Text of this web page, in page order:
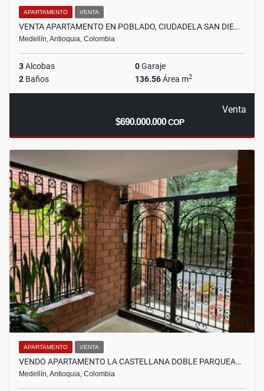
APARTAMENTO VENTA
VENTA APARTAMENTO EN POBLADO, CIUDADELA SAN DIE…
Medellín, Antioquia, Colombia
3Alcobas 0Garaje
2 Baños 136.56Área m2
Venta
$690.000.000COP
APARTAMENTO VENTA
VENDO APARTAMENTO LA CASTELLANA DOBLE PARQUEA…
Medellín, Antioquia, Colombia